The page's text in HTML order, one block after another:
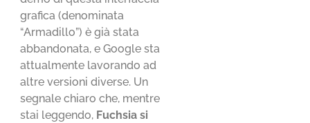
grafica (denominata
“Armadillo”) è già stata
abbandonata, e Google sta
attualmente lavorando ad
altre versioni diverse. Un
segnale chiaro che, mentre
stai leggendo, Fuchsia si